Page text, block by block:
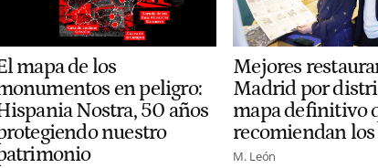
mapa de los
en peligro:
Nostra, 50 años
nuestro
Mejores
Madrid por
mapa definitivo
recomiendan
M. León